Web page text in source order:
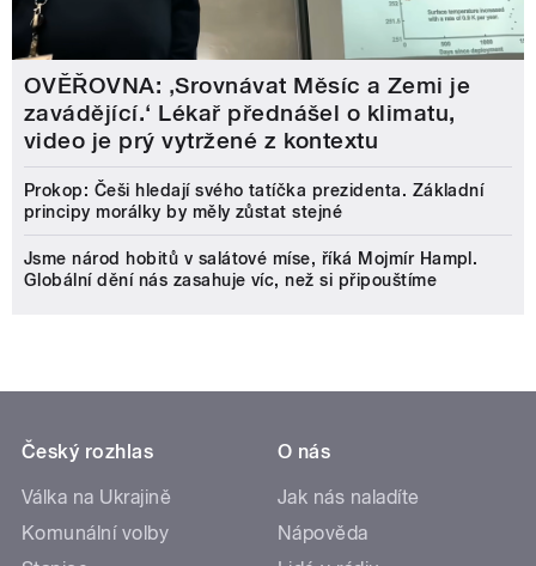
OVĚŘOVNA: ‚Srovnávat Měsíc a Zemi je
zavádějící.‘ Lékař přednášel o klimatu,
video je prý vytržené z kontextu
Prokop: Češi hledají svého tatíčka prezidenta. Základní
principy morálky by měly zůstat stejné
Jsme národ hobitů v salátové míse, říká Mojmír Hampl.
Globální dění nás zasahuje víc, než si připouštíme
Český rozhlas
Válka na Ukrajině
Komunální volby
O nás
Jak nás naladíte
Nápověda